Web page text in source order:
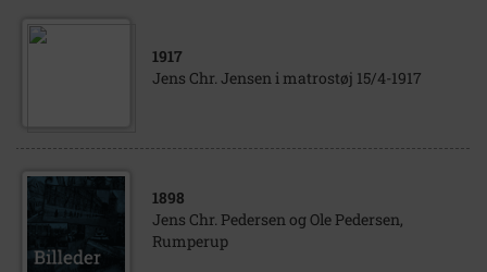
1917
Jens Chr. Jensen i matrostøj 15/4-1917
1898
Jens Chr. Pedersen og Ole Pedersen,
Rumperup